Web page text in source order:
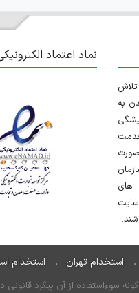
شد و با تلاش
به
صورت
های
سایت
نماد اعتماد
استخدام تهران استخدام
از آن پیگرد قانونی